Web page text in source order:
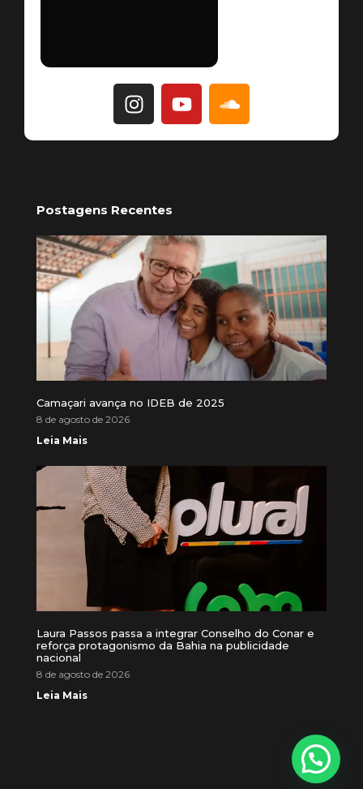
Postagens Recentes
Camaçari avança no IDEB de 2025
8 de agosto de 2026
Leia Mais
Laura Passos passa a integrar Conselho do Conar e
reforça protagonismo da Bahia na publicidade
nacional
8 de agosto de 2026
Leia Mais